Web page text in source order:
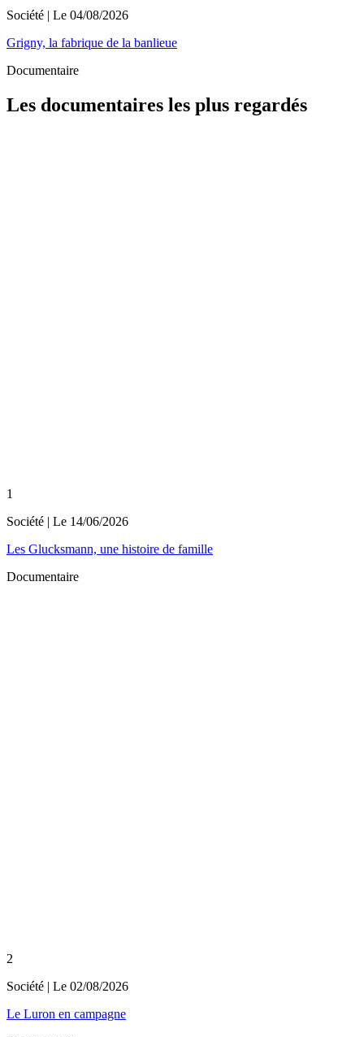
Société | Le 04/08/2026
Grigny, la fabrique de la banlieue
Documentaire
Les documentaires les plus regardés
1
Société | Le 14/06/2026
Les Glucksmann, une histoire de famille
Documentaire
2
Société | Le 02/08/2026
Le Luron en campagne